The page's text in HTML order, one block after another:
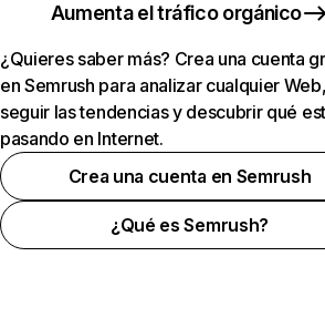
Aumenta el tráfico orgánico
¿Quieres saber más? Crea una cuenta
en Semrush para analizar cualquier
seguir las tendencias y descubrir qué
pasando en Internet.
Crea una cuenta en Semrush
¿Qué es Semrush?